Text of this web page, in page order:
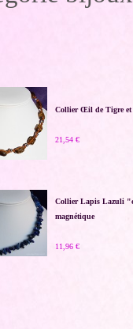
Collier Œil de Tigre et
21,54 €
Collier Lapis Lazuli
magnétique
11,96 €